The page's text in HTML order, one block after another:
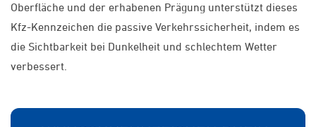
Oberfläche und der erhabenen Prägung unterstützt dieses
Kfz-Kennzeichen die passive Verkehrssicherheit, indem es
die Sichtbarkeit bei Dunkelheit und schlechtem Wetter
verbessert.